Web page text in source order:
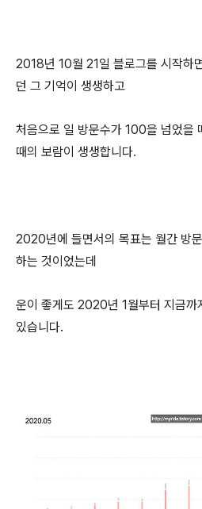
2018년 10월 21일 블로그를 시작하
던 그 기억이 생생하고
처음으로 일 방문수가 100을 넘었을
때의 보람이 생생합니다.
2020년에 들면서의 목표는 월간 방
하는 것이었는데
운이 좋게도 2020년 1월부터 지금까
있습니다.